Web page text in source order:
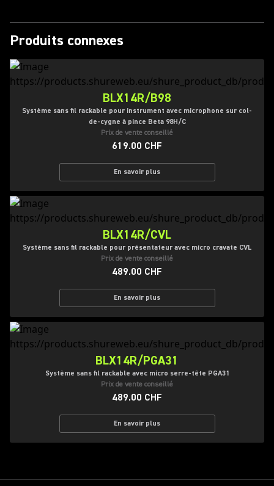
Produits connexes
BLX14R/B98
Système sans fil rackable pour instrument avec microphone sur col-
de-cygne à pince Beta 98H/C
Prix de vente conseillé
619.00 CHF
En savoir plus
BLX14R/CVL
Système sans fil rackable pour présentateur avec micro cravate CVL
Prix de vente conseillé
489.00 CHF
En savoir plus
BLX14R/PGA31
Système sans fil rackable avec micro serre-tête PGA31
Prix de vente conseillé
489.00 CHF
En savoir plus